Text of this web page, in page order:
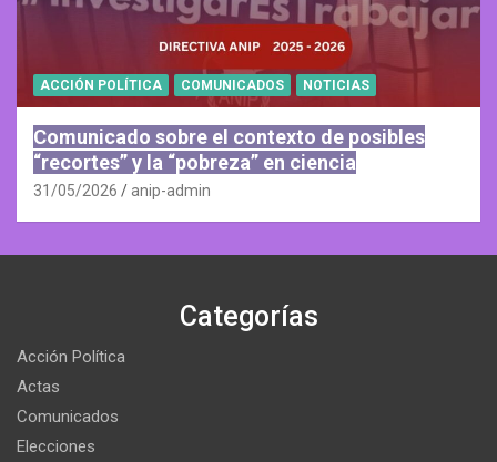
ACCIÓN POLÍTICA COMUNICADOS NOTICIAS
Comunicado sobre el contexto de posibles
“recortes” y la “pobreza” en ciencia
31/05/2026 anip-admin
Categorías
Acción Política
Actas
Comunicados
Elecciones